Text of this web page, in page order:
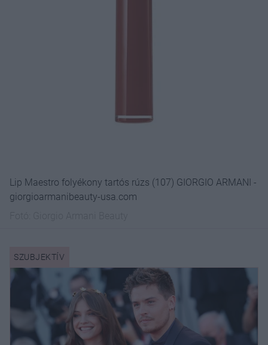
Lip Maestro folyékony tartós rúzs (107) GIORGIO ARMANI -
giorgioarmanibeauty-usa.com